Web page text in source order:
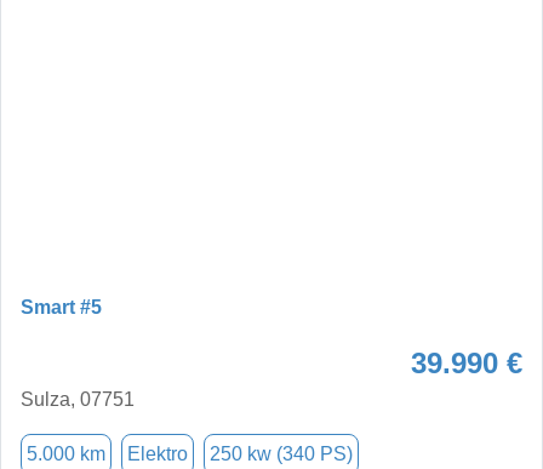
Smart #5
39.990 €
Sulza, 07751
5.000 km Elektro 250 kw (340 PS)